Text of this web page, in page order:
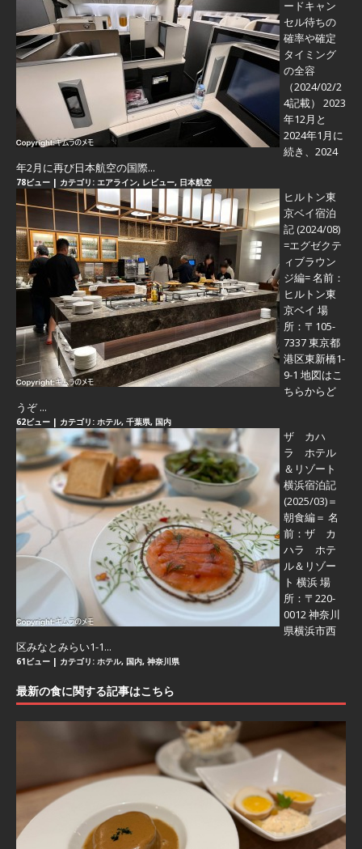
ードキャン
セル待ちの
確率や確定
タイミング
の全容
（2024/02/2
4記載） 2023
年12月と
2024年1月に
続き、2024
年2月に再び日本航空の国際...
78ビュー | カテゴリ: エアライン, レビュー, 日本航空
ヒルトン東
京ベイ宿泊
記 (2024/08)
=エグゼクテ
ィブラウン
ジ編=名前：
ヒルトン東
京ベイ 場
所：〒105-
7337 東京都
港区東新橋1-
9-1 地図はこ
ちらからど
うぞ ...
62ビュー | カテゴリ: ホテル, 千葉県, 国内
ザ カハ
ラ ホテル
＆リゾート
横浜宿泊記
(2025/03)＝
朝食編＝ 名
前：ザ カ
ハラ ホテ
ル＆リゾー
ト 横浜 場
所：〒220-
0012 神奈川
県横浜市西
区みなとみらい1-1...
61ビュー | カテゴリ: ホテル, 国内, 神奈川県
最新の食に関する記事はこちら